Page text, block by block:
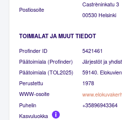
Postiosoite
Castrèninkatu 3
00530 Helsinki
TOIMIALAT JA MUUT TIEDOT
Profinder ID
5421461
Päätoimiala (Profinder)
Järjestöt ja
Päätoimiala (TOL2025)
59140.
Perustettu
1978
WWW-osoite
Puhelin
+35896943364
Kasvuluokka